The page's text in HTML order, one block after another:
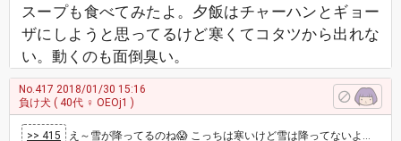
スープも食べてみたよ。夕飯はチャーハンとギョー
ザにしようと思ってるけど寒くてコタツから出れな
い。動くのも面倒臭い。
No.417 2018/01/30 15:16
負け犬 ( 40代 ♀ OEOj1 )
>> 415 え～雪が降ってるのね😱 こっちは寒いけど雪は降ってないよ。 地下鉄だから遅れたりはしないのかな？ 風邪がなかなか治らないよ😢